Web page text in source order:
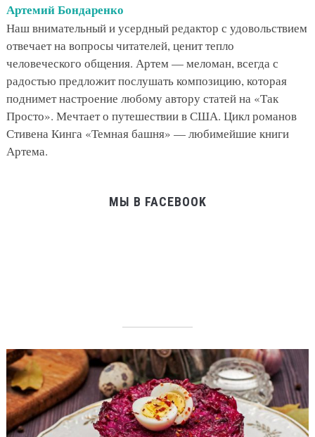
Артемий Бондаренко
Наш внимательный и усердный редактор с удовольствием
отвечает на вопросы читателей, ценит тепло
человеческого общения. Артем — меломан, всегда с
радостью предложит послушать композицию, которая
поднимет настроение любому автору статей на «Так
Просто». Мечтает о путешествии в США. Цикл романов
Стивена Кинга «Темная башня» — любимейшие книги
Артема.
МЫ В FACEBOOK